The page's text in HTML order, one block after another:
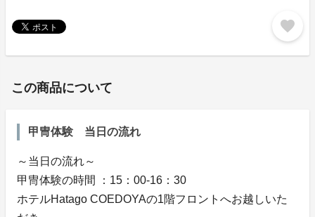
favorite
この商品について
甲冑体験 当日の流れ
～当日の流れ～
甲冑体験の時間 ：15：00-16：30
ホテルHatago COEDOYAの1階フロントへお越しいた